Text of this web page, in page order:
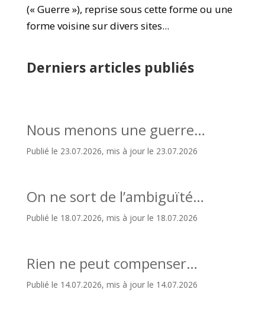
(« Guerre »), reprise sous cette forme ou une
forme voisine sur divers sites...
Derniers articles publiés
Nous menons une guerre…
Publié le 23.07.2026, mis à jour le 23.07.2026
On ne sort de l’ambiguïté…
Publié le 18.07.2026, mis à jour le 18.07.2026
Rien ne peut compenser…
Publié le 14.07.2026, mis à jour le 14.07.2026